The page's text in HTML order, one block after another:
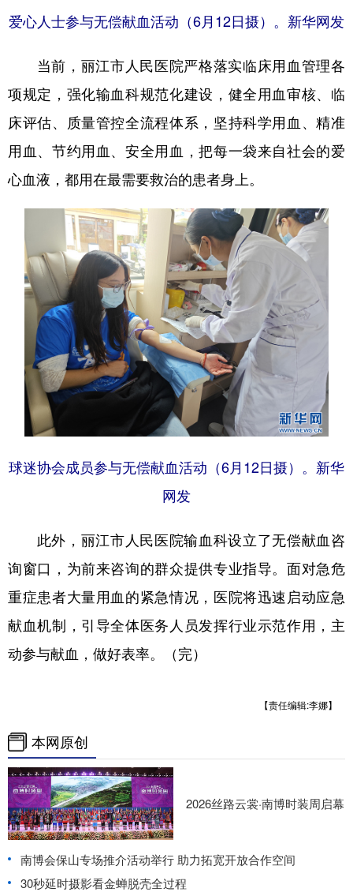
爱心人士参与无偿献血活动（6月12日摄）。新华网发
当前，丽江市人民医院严格落实临床用血管理各
项规定，强化输血科规范化建设，健全用血审核、临
床评估、质量管控全流程体系，坚持科学用血、精准
用血、节约用血、安全用血，把每一袋来自社会的爱
心血液，都用在最需要救治的患者身上。
球迷协会成员参与无偿献血活动（6月12日摄）。新华
网发
此外，丽江市人民医院输血科设立了无偿献血咨
询窗口，为前来咨询的群众提供专业指导。面对急危
重症患者大量用血的紧急情况，医院将迅速启动应急
献血机制，引导全体医务人员发挥行业示范作用，主
动参与献血，做好表率。（完）
【责任编辑:李娜】
本网原创
2026丝路云裳·南博时装周启幕
南博会保山专场推介活动举行 助力拓宽开放合作空间
30秒延时摄影看金蝉脱壳全过程